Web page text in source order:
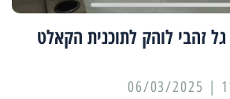
גל זהבי לוהק לתוכנית הקאלט